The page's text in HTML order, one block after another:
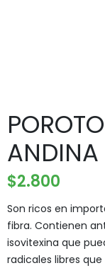
ANDINA
$2.800
Son ricos en
fibra. Contienen
isovitexina que
radicales libres